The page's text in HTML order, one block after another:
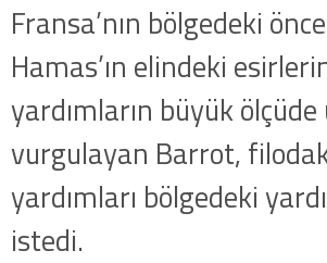
Fransa’nın bölgedeki
Hamas’ın elindeki
yardımların büyük
vurgulayan Barrot,
yardımları bölgedeki
istedi.